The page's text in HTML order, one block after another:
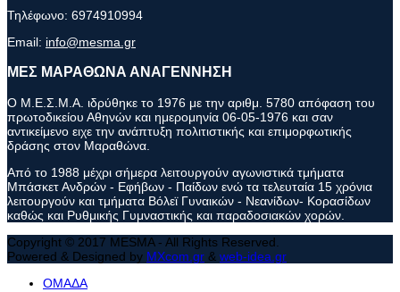
Τηλέφωνο: 6974910994
Email: info@mesma.gr
ΜΕΣ ΜΑΡΑΘΩΝΑ ΑΝΑΓΕΝΝΗΣΗ
Ο Μ.Ε.Σ.Μ.Α. ιδρύθηκε το 1976 με την αριθμ. 5780 απόφαση του
πρωτοδικείου Αθηνών και ημερομηνία 06-05-1976 και σαν
αντικείμενο ειχε την ανάπτυξη πολιτιστικής και επιμορφωτικής
δράσης στον Μαραθώνα.
Από το 1988 μέχρι σήμερα λειτουργούν αγωνιστικά τμήματα
Μπάσκετ Ανδρών - Εφήβων - Παίδων ενώ τα τελευταία 15 χρόνια
λειτουργούν και τμήματα Βόλεϊ Γυναικών - Νεανίδων- Κορασίδων
καθώς και Ρυθμικής Γυμναστικής και παραδοσιακών χορών.
Copyright © 2017 MESMA - All Rights Reserved.
Powered & Designed by MXcom.gr & web-idea.gr
ΟΜΑΔΑ